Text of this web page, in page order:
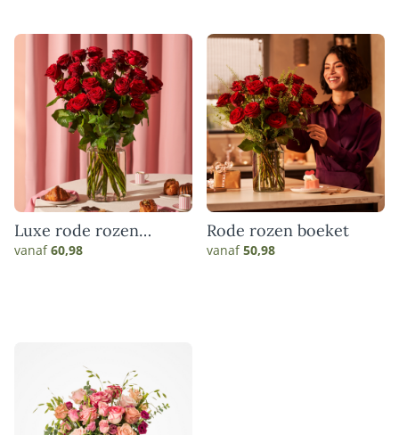
Luxe rode rozen
boeket
vanaf60,98
Rode rozen boeket
vanaf50,98